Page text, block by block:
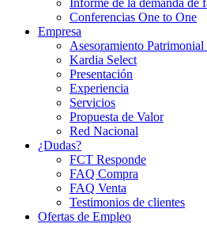
Informe de la demanda de
Conferencias One to One
Empresa
Asesoramiento Patrimonial
Kardia Select
Presentación
Experiencia
Servicios
Propuesta de Valor
Red Nacional
¿Dudas?
FCT Responde
FAQ Compra
FAQ Venta
Testimonios de clientes
Ofertas de Empleo